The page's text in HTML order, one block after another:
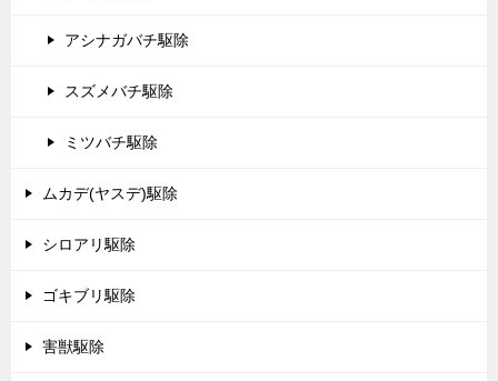
アシナガバチ駆除
スズメバチ駆除
ミツバチ駆除
ムカデ(ヤスデ)駆除
シロアリ駆除
ゴキブリ駆除
害獣駆除